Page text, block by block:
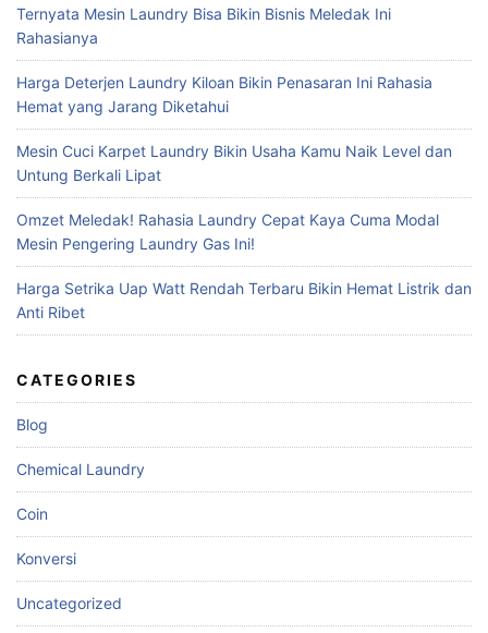
Ternyata Mesin Laundry Bisa Bikin Bisnis Meledak Ini
Rahasianya
Harga Deterjen Laundry Kiloan Bikin Penasaran Ini Rahasia
Hemat yang Jarang Diketahui
Mesin Cuci Karpet Laundry Bikin Usaha Kamu Naik Level dan
Untung Berkali Lipat
Omzet Meledak! Rahasia Laundry Cepat Kaya Cuma Modal
Mesin Pengering Laundry Gas Ini!
Harga Setrika Uap Watt Rendah Terbaru Bikin Hemat Listrik dan
Anti Ribet
CATEGORIES
Blog
Chemical Laundry
Coin
Konversi
Uncategorized